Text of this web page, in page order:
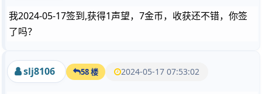
我2024-05-17签到,获得1声望，7金币，收获还不错，你签
了吗？
slj8106 58 楼 2024-05-17 07:53:02